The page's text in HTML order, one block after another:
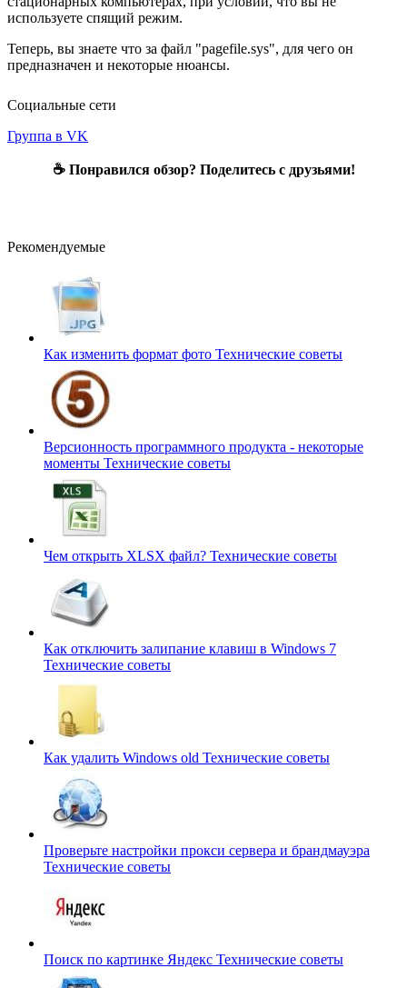
используете спящий режим.
Теперь, вы знаете что за файл "pagefile.sys", для чего он
предназначен и некоторые нюансы.
Социальные сети
Группа в VK
☕ Понравился обзор? Поделитесь с друзьями!
Рекомендуемые
Как изменить формат фото Технические советы
Версионность программного продукта - некоторые
моменты Технические советы
Чем открыть XLSX файл? Технические советы
Как отключить залипание клавиш в Windows 7
Технические советы
Как удалить Windows old Технические советы
Проверьте настройки прокси сервера и брандмауэра
Технические советы
Поиск по картинке Яндекс Технические советы